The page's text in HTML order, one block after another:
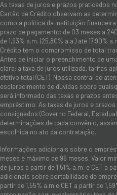
As taxas de juros e prazos praticados
Cartão de Crédito observam as
como a política da instituição
prazo de pagamento: de 03 meses a
de 1,93% a.m. (25,80% a.a.) até 17,90%
Crédito tem o compromisso de total
Antes de iniciar o preenchimento de
clara: a taxa de juros utilizada, tarifas
efetivo total (CET). Nossa central de
esclarecimento de dúvidas sobre
será informado das taxas e prazos
empréstimo. As taxas de juros e
consignados (Governo Federal,
determinações de cada convênio,
escolhida no ato da contratação.
Informações adicionais sobre o
meses e máximo de 96 meses. Valor
de juros a partir de 1,51% a.m. e CET a
adicionais sobre portabilidade de
partir de 1,55% a.m e CET a partir de